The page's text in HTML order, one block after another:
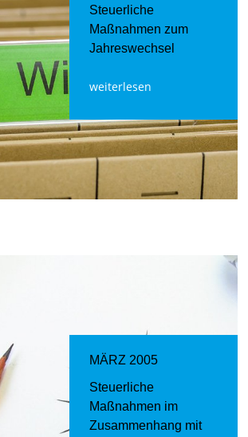
Steuerliche
Maßnahmen zum
Jahreswechsel
weiterlesen
MÄRZ 2005
Steuerliche
Maßnahmen im
Zusammenhang mit